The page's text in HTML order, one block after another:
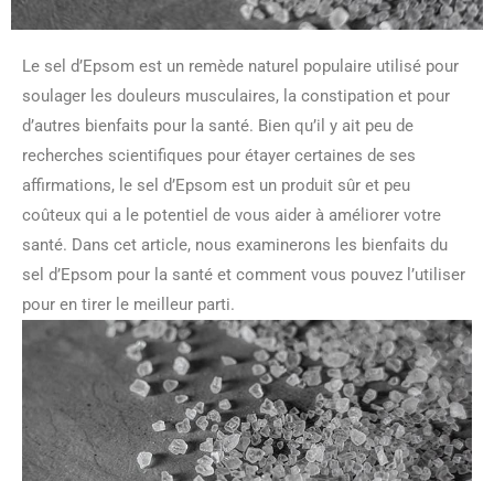
Le sel d’Epsom est un remède naturel populaire utilisé pour
soulager les douleurs musculaires, la constipation et pour
d’autres bienfaits pour la santé. Bien qu’il y ait peu de
recherches scientifiques pour étayer certaines de ses
affirmations, le sel d’Epsom est un produit sûr et peu
coûteux qui a le potentiel de vous aider à améliorer votre
santé. Dans cet article, nous examinerons les bienfaits du
sel d’Epsom pour la santé et comment vous pouvez l’utiliser
pour en tirer le meilleur parti.